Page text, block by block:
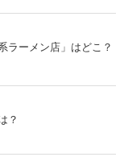
ラーメン店」はどこ？
？